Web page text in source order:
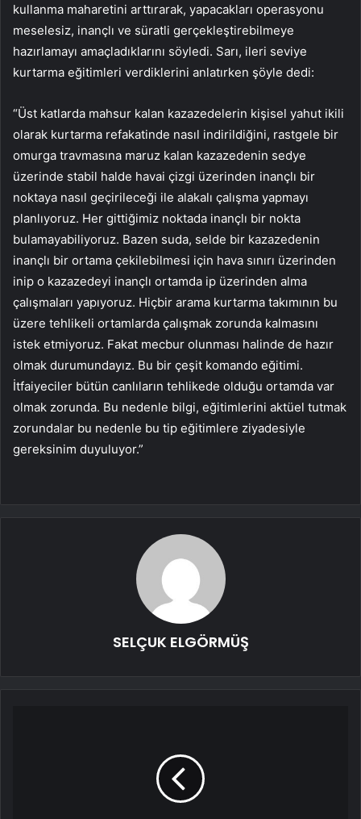
kullanma maharetini arttırarak, yapacakları operasyonu
meselesiz, inançlı ve süratli gerçekleştirebilmeye
hazırlamayı amaçladıklarını söyledi. Sarı, ileri seviye
kurtarma eğitimleri verdiklerini anlatırken şöyle dedi:
“Üst katlarda mahsur kalan kazazedelerin kişisel yahut ikili
olarak kurtarma refakatinde nasıl indirildiğini, rastgele bir
omurga travmasına maruz kalan kazazedenin sedye
üzerinde stabil halde havai çizgi üzerinden inançlı bir
noktaya nasıl geçirileceği ile alakalı çalışma yapmayı
planlıyoruz. Her gittiğimiz noktada inançlı bir nokta
bulamayabiliyoruz. Bazen suda, selde bir kazazedenin
inançlı bir ortama çekilebilmesi için hava sınırı üzerinden
inip o kazazedeyi inançlı ortamda ip üzerinden alma
çalışmaları yapıyoruz. Hiçbir arama kurtarma takımının bu
üzere tehlikeli ortamlarda çalışmak zorunda kalmasını
istek etmiyoruz. Fakat mecbur olunması halinde de hazır
olmak durumundayız. Bu bir çeşit komando eğitimi.
İtfaiyeciler bütün canlıların tehlikede olduğu ortamda var
olmak zorunda. Bu nedenle bilgi, eğitimlerini aktüel tutmak
zorundalar bu nedenle bu tip eğitimlere ziyadesiyle
gereksinim duyuluyor.”
SELÇUK ELGÖRMÜŞ